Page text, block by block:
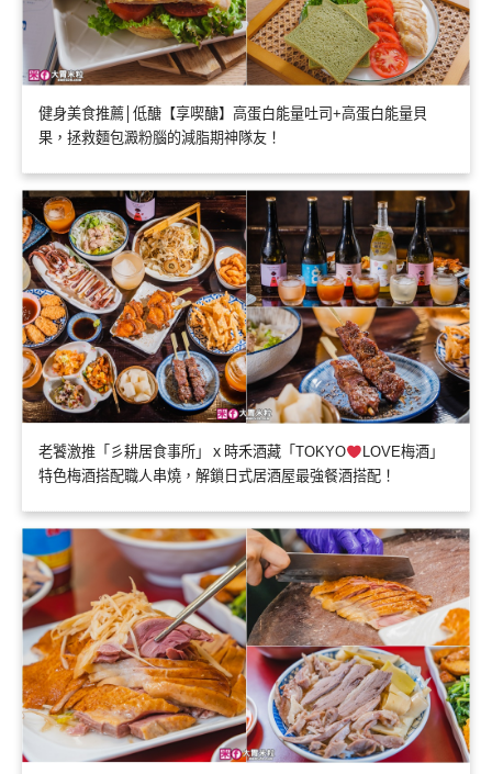
健身美食推薦│低醣【享喫醣】高蛋白能量吐司+高蛋白能量貝
果，拯救麵包澱粉腦的減脂期神隊友！
老饕激推「彡耕居食事所」ｘ時禾酒藏「TOKYO
LOVE梅酒」
特色梅酒搭配職人串燒，解鎖日式居酒屋最強餐酒搭配！